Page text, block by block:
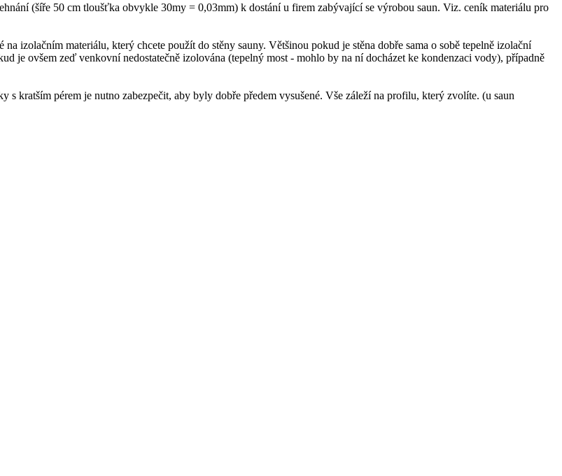
(šíře 50 cm tloušťka obvykle 30my = 0,03mm) k dostání u firem zabývající se výrobou saun. Viz. ceník materiálu pro
izolačním materiálu, který chcete použít do stěny sauny. Většinou pokud je stěna dobře sama o sobě tepelně izolační
je ovšem zeď venkovní nedostatečně izolována (tepelný most - mohlo by na ní docházet ke kondenzaci vody), případně
kratším pérem je nutno zabezpečit, aby byly dobře předem vysušené. Vše záleží na profilu, který zvolíte. (u saun